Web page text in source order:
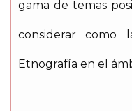
gama de temas
considerar como
Etnografía en el